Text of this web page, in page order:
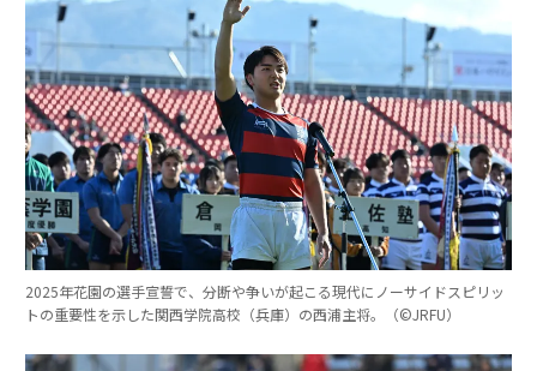
2025年花園の選手宣誓で、分断や争いが起こる現代にノーサイドスピリッ
トの重要性を示した関西学院高校（兵庫）の西浦主将。（©︎JRFU）